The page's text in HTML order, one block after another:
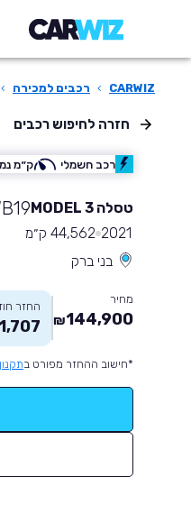
CARWIZ
› רכבים למכירה ›
חזרה לחיפוש רכבים
רכב חשמלי ק״מ
טסלה MODEL 3
2021 44,562 ק״מ
בני ברק
מחיר
144,900
₪
החזר
1,707
*חישוב ההחזר מפורט בתקנון